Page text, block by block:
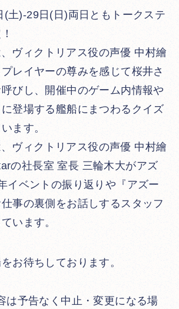
(土)-29日(日)両日ともトークステ
ヴィクトリアス役の声優 中村繪
レイヤーの尊みを感じて桜井さ
びし、開催中のゲーム内情報や
登場する艦船にまつわるクイズ
ます。
ヴィクトリアス役の声優 中村繪
の社長室 室長 三輪木大がアズ
イベントの振り返りや『アズー
事の裏側をお話しするスタッフ
います。
お待ちしております。
は予告なく中止・変更になる場